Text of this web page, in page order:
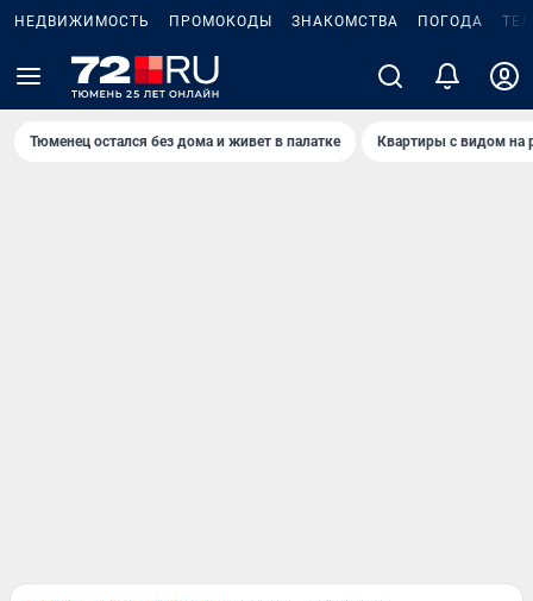
НЕДВИЖИМОСТЬ ПРОМОКОДЫ ЗНАКОМСТВА ПОГОДА
Тюменец остался без дома и живет в палатке Квартиры с видом на